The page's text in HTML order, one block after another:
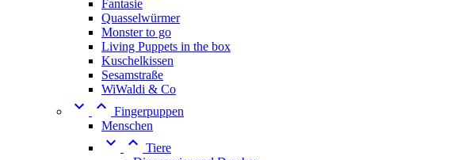
Fantasie
Quasselwürmer
Monster to go
Living Puppets in the box
Kuschelkissen
Sesamstraße
WiWaldi & Co
  Fingerpuppen
Menschen
  Tiere